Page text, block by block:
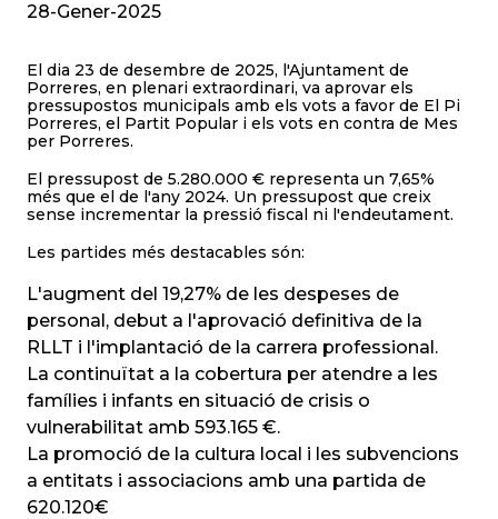
28-Gener-2025
El dia 23 de desembre de 2025, l'Ajuntament de
Porreres, en plenari extraordinari, va aprovar els
pressupostos municipals amb els vots a favor de El Pi
Porreres, el Partit Popular i els vots en contra de Mes
per Porreres.
El pressupost de 5.280.000 € representa un 7,65%
més que el de l'any 2024. Un pressupost que creix
sense incrementar la pressió fiscal ni l'endeutament.
Les partides més destacables són:
L'augment del 19,27% de les despeses de
personal, debut a l'aprovació definitiva de la
RLLT i l'implantació de la carrera professional.
La continuïtat a la cobertura per atendre a les
famílies i infants en situació de crisis o
vulnerabilitat amb 593.165 €.
La promoció de la cultura local i les subvencions
a entitats i associacions amb una partida de
620.120€